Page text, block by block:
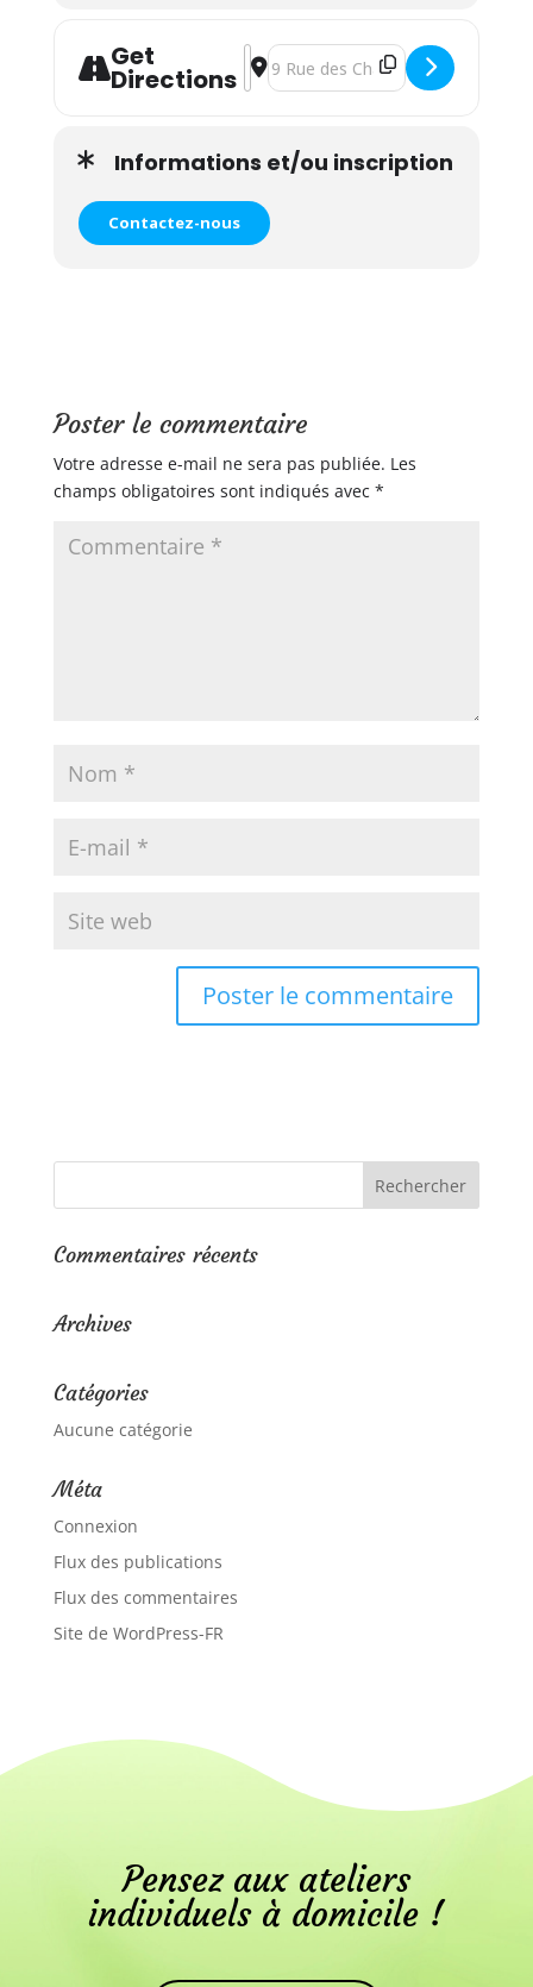
Get
Directions
Address - Atelier yoga parent/
Destination Address - Atelier
Informations et/ou inscription
Contactez-nous
Poster le commentaire
Votre adresse e-mail ne sera pas publiée. Les
champs obligatoires sont indiqués avec *
Commentaires récents
Archives
Catégories
Aucune catégorie
Méta
Connexion
Flux des publications
Flux des commentaires
Site de WordPress-FR
Pensez aux ateliers
individuels à domicile !